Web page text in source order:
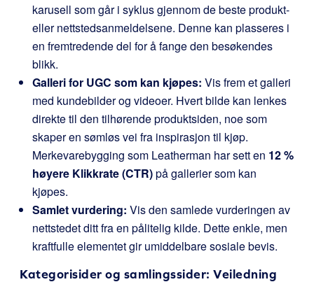
karusell som går i syklus gjennom de beste produkt-
eller nettstedsanmeldelsene. Denne kan plasseres i
en fremtredende del for å fange den besøkendes
blikk.
Galleri for UGC som kan kjøpes: Vis frem et galleri
med kundebilder og videoer. Hvert bilde kan lenkes
direkte til den tilhørende produktsiden, noe som
skaper en sømløs vei fra inspirasjon til kjøp.
Merkevarebygging som Leatherman har sett en 12 %
høyere Klikkrate (CTR)på gallerier som kan
kjøpes.
Samlet vurdering: Vis den samlede vurderingen av
nettstedet ditt fra en pålitelig kilde. Dette enkle, men
kraftfulle elementet gir umiddelbare sosiale bevis.
Kategorisider og samlingssider: Veiledning